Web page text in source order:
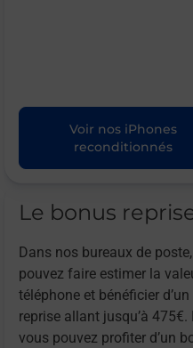
Voir nos iPhones
reconditionnés
Le bonus
Dans nos bureaux de
pouvez faire estimer la
téléphone et bénéficier
reprise allant jusqu’à 475€.
vous pouvez profiter d’un